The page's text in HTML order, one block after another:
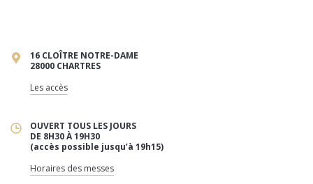
16 CLOÎTRE NOTRE-DAME
28000 CHARTRES
Les accès
OUVERT TOUS LES JOURS
DE 8H30 À 19H30
(accès possible jusqu’à 19h15)
Horaires des messes